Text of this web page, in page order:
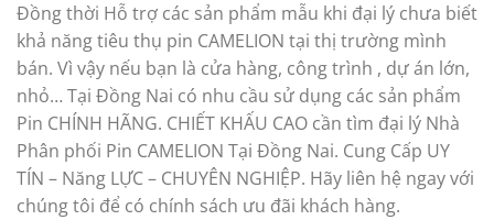
Đồng thời Hỗ trợ các sản phẩm mẫu khi đại lý chưa biết
khả năng tiêu thụ pin CAMELION tại thị trường mình
bán. Vì vậy nếu bạn là cửa hàng, công trình , dự án lớn,
nhỏ… Tại Đồng Nai có nhu cầu sử dụng các sản phẩm
Pin CHÍNH HÃNG. CHIẾT KHẤU CAO cần tìm đại lý Nhà
Phân phối Pin CAMELION Tại Đồng Nai. Cung Cấp UY
TÍN – Năng LỰC – CHUYÊN NGHIỆP. Hãy liên hệ ngay với
chúng tôi để có chính sách ưu đãi khách hàng.